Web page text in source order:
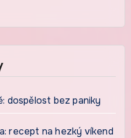
dospělost bez paniky
recept na hezký víkend